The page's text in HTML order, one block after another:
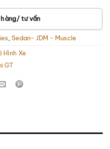
tư vấn
Sedan- JDM - Muscle
Hình Xe
GT